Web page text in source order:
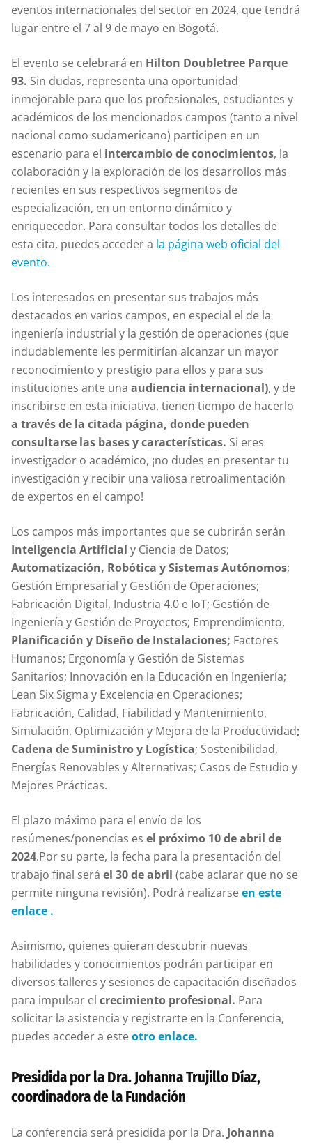
eventos internacionales del sector en 2024, que tendrá
lugar entre el 7 al 9 de mayo en Bogotá.
El evento se celebrará en Hilton Doubletree Parque
93. Sin dudas, representa una oportunidad
inmejorable para que los profesionales, estudiantes y
académicos de los mencionados campos (tanto a nivel
nacional como sudamericano) participen en un
escenario para el intercambio de conocimientos, la
colaboración y la exploración de los desarrollos más
recientes en sus respectivos segmentos de
especialización, en un entorno dinámico y
enriquecedor. Para consultar todos los detalles de
esta cita, puedes acceder a la página web oficial del
evento.
Los interesados en presentar sus trabajos más
destacados en varios campos, en especial el de la
ingeniería industrial y la gestión de operaciones (que
indudablemente les permitirían alcanzar un mayor
reconocimiento y prestigio para ellos y para sus
instituciones ante una audiencia internacional), y de
inscribirse en esta iniciativa, tienen tiempo de hacerlo
a través de la citada página, donde pueden
consultarse las bases y características. Si eres
investigador o académico, ¡no dudes en presentar tu
investigación y recibir una valiosa retroalimentación
de expertos en el campo!
Los campos más importantes que se cubrirán serán
Inteligencia Artificial y Ciencia de Datos;
Automatización, Robótica y Sistemas Autónomos;
Gestión Empresarial y Gestión de Operaciones;
Fabricación Digital, Industria 4.0 e IoT; Gestión de
Ingeniería y Gestión de Proyectos; Emprendimiento,
Planificación y Diseño de Instalaciones; Factores
Humanos; Ergonomía y Gestión de Sistemas
Sanitarios; Innovación en la Educación en Ingeniería;
Lean Six Sigma y Excelencia en Operaciones;
Fabricación, Calidad, Fiabilidad y Mantenimiento,
Simulación, Optimización y Mejora de la Productividad;
Cadena de Suministro y Logística; Sostenibilidad,
Energías Renovables y Alternativas; Casos de Estudio y
Mejores Prácticas.
El plazo máximo para el envío de los
resúmenes/ponencias es el próximo 10 de abril de
2024.Por su parte, la fecha para la presentación del
trabajo final será el 30 de abril (cabe aclarar que no se
permite ninguna revisión). Podrá realizarseen este
enlace .
Asimismo, quienes quieran descubrir nuevas
habilidades y conocimientos podrán participar en
diversos talleres y sesiones de capacitación diseñados
para impulsar el crecimiento profesional. Para
solicitar la asistencia y registrarte en la Conferencia,
puedes acceder a esteotro enlace.
Presidida por la Dra. Johanna Trujillo Díaz,
coordinadora de la Fundación
La conferencia será presidida por la Dra. Johanna